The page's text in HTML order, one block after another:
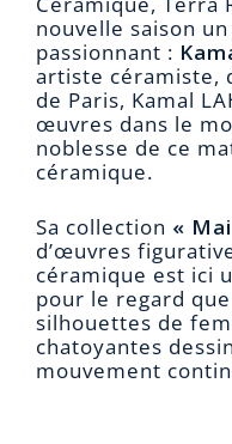
nouvelle saison
passionnant :
artiste céramiste,
de Paris, Kamal
œuvres dans le
noblesse de ce
céramique.
Sa collection «
d’œuvres
céramique est ici
pour le regard
silhouettes de
chatoyantes
mouvement